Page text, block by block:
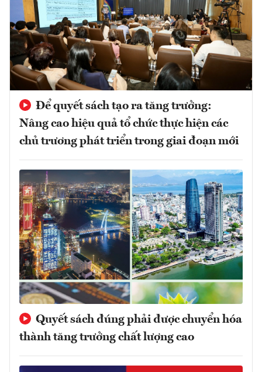
Để quyết sách tạo ra tăng trưởng:
Nâng cao hiệu quả tổ chức thực hiện các
chủ trương phát triển trong giai đoạn mới
Quyết sách đúng phải được chuyển hóa
thành tăng trưởng chất lượng cao